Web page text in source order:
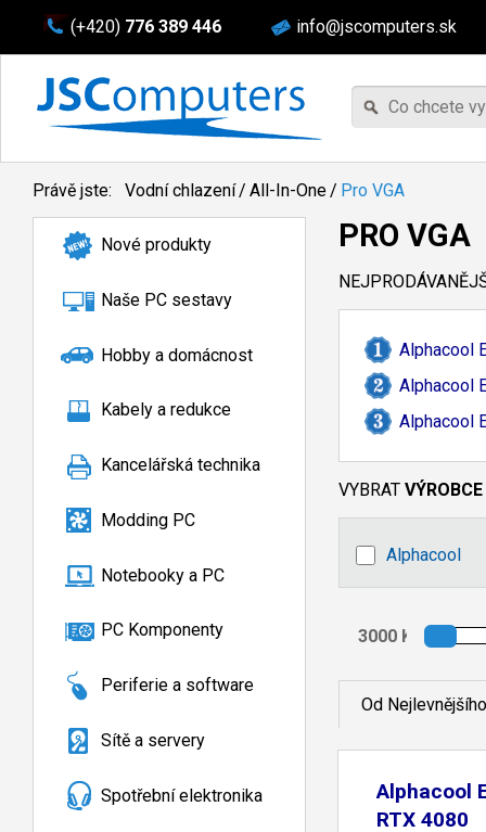
(+420) 776 389 446 info@jscomputers.sk
Právě jste: Vodní chlazení/ All-In-One/ Pro VGA
Nové produkty
Naše PC sestavy
Hobby a domácnost
Kabely a redukce
Kancelářská technika
Modding PC
Notebooky a PC
PC Komponenty
Periferie a software
Sítě a servery
Spotřební elektronika
PRO VGA
Alphacool
Alphacool
Alphacool
VYBRAT VÝROBCE
Alphacool
Od Nejlevnějšího
Alphacool
RTX 4080